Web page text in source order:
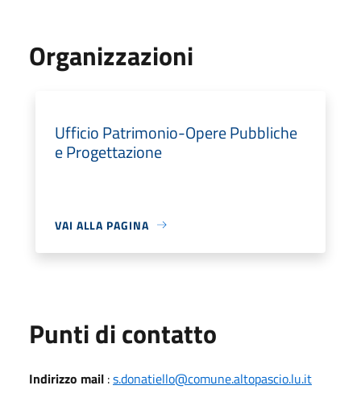
Organizzazioni
Ufficio Patrimonio-Opere Pubbliche
e Progettazione
VAI ALLA PAGINA
Punti di contatto
Indirizzo mail :s.donatiello@comune.altopascio.lu.it